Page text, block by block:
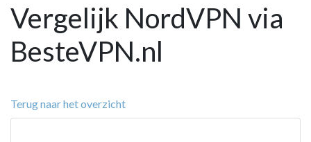
Vergelijk NordVPN via
BesteVPN.nl
Terug naar het overzicht